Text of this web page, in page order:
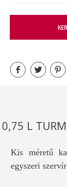
0,75 L
Kis méretű
egyszeri